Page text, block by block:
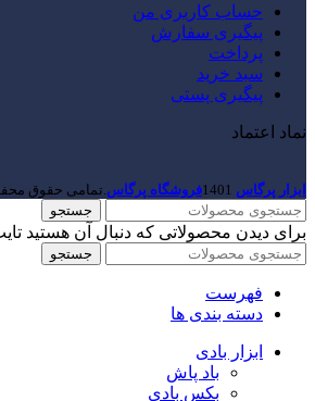
حساب کاربری من
پیگیری سفارش
پرداخت
سبد خرید
پیگیری پستی
نماد اعتماد
ابزار پرگاس 1401فروشگاه پرگاس .تمامی حقوق
جستجو
برای دیدن محصولاتی که دنبال آن هستید
جستجو
فهرست
دسته بندی ها
ابزار بادی
باد پاش
بکس بادی